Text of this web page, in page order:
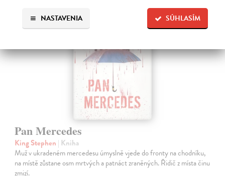
SÚHLASÍM
NASTAVENIA novinka
Pan Mercedes
King Stephen | Kniha
Muž v ukradeném mercedesu úmyslně vjede do fronty na chodníku,
na místě zůstane osm mrtvých a patnáct zraněných. Řidič z místa činu
zmizí.